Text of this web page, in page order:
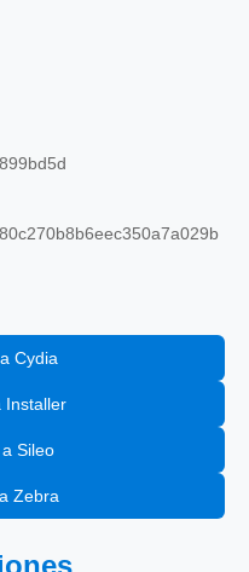
Cydia
Installer
Sileo
Zebra